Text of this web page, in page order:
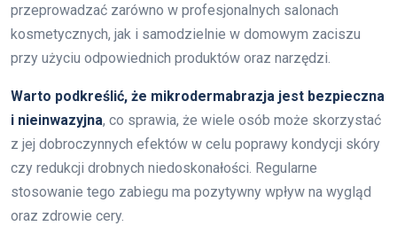
przeprowadzać zarówno w profesjonalnych salonach
kosmetycznych, jak i samodzielnie w domowym zaciszu
przy użyciu odpowiednich produktów oraz narzędzi.
Warto podkreślić, że mikrodermabrazja jest bezpieczna
i nieinwazyjna, co sprawia, że wiele osób może skorzystać
z jej dobroczynnych efektów w celu poprawy kondycji skóry
czy redukcji drobnych niedoskonałości. Regularne
stosowanie tego zabiegu ma pozytywny wpływ na wygląd
oraz zdrowie cery.